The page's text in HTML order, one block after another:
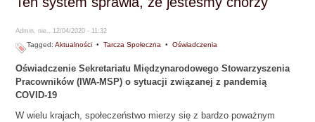
Admin, nie., 12/04/2020 - 11:32
Tagged:Aktualności •Tarcza Społeczna •Oświadczenia
Oświadczenie Sekretariatu Międzynarodowego Stowarzyszenia
Pracowników (IWA-MSP) o sytuacji związanej z pandemią
COVID-19
W wielu krajach, społeczeństwo mierzy się z bardzo poważnym